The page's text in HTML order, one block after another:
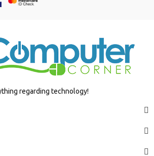
regarding technology!